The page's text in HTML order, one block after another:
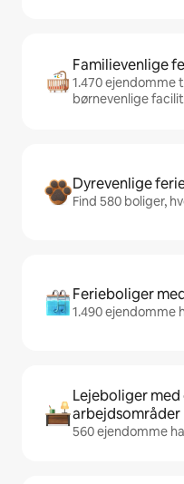
Familievenlige
1.470 ejendomme
børnevenlige
Dyrevenlige
Find 580 boliger,
Ferieboliger
1.490 ejendomme
Lejeboliger
arbejdsområder
560 ejendomme